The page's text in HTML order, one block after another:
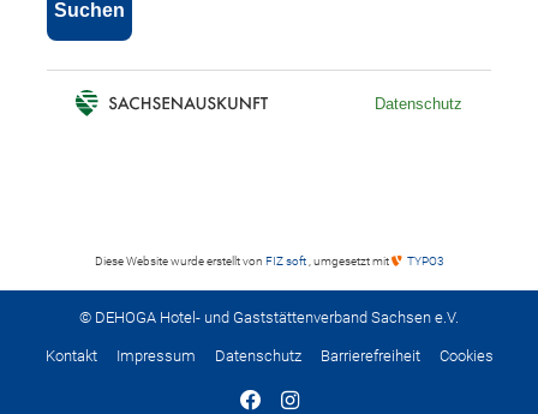
Diese Website wurde erstellt von FIZ soft , umgesetzt mit TYPO3
© DEHOGA Hotel- und Gaststättenverband Sachsen e.V.
Kontakt Impressum Datenschutz Barrierefreiheit Cookies